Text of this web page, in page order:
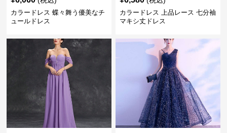
カラードレス 蝶々舞う優美なチ
ュールドレス
カラードレス 上品レース 七分袖
マキシ丈ドレス